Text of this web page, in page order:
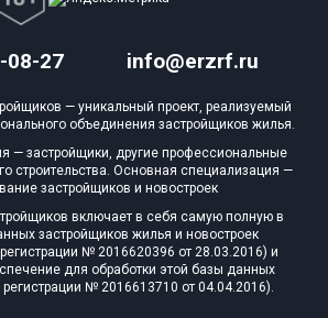
домов
0 из 55
0 из 41 697
08-27 info@erzrf.ru
— уникальный проект, реализуемый
объединения застройщиков жилья.
— застройщики, другие профессиональные
строительства. Основная специализация —
застройщиков и новостроек
включает в себя самую полную в
застройщиков жилья и новостроек
№ 2016620396 от 28.03.2016) и
для обработки этой базы данных
№ 2016613710 от 04.04.2016).